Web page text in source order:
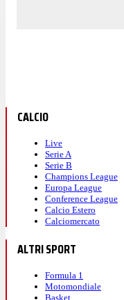
CALCIO
Live
Serie A
Serie B
Champions League
Europa League
Conference League
Calcio Estero
Calciomercato
ALTRI SPORT
Formula 1
Motomondiale
Basket